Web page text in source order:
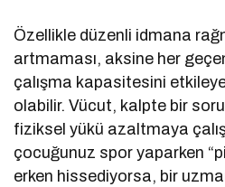
Özellikle düzenli idmana
artmaması, aksine her
çalışma kapasitesini
olabilir. Vücut, kalpte bir
fiziksel yükü azaltmaya
çocuğunuz spor yaparken
erken hissediyorsa, bir